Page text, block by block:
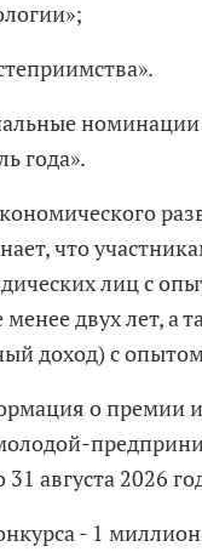
года».
что
лиц с
менее двух лет, а
доход) с
о премии
августа 2026
- 1